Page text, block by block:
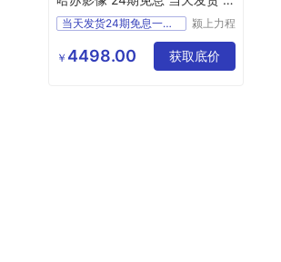
生优选
当天发货24期免息一加O
颍上力程
有限公司
￥ 4498.00 获取底价